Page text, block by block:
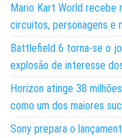
Mario Kart World recebe
circuitos, personagens e
Battlefield 6 torna-se o
explosão de interesse
Horizon atinge 38
como um dos maiores
Sony prepara o